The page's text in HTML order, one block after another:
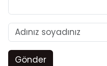
Gönder